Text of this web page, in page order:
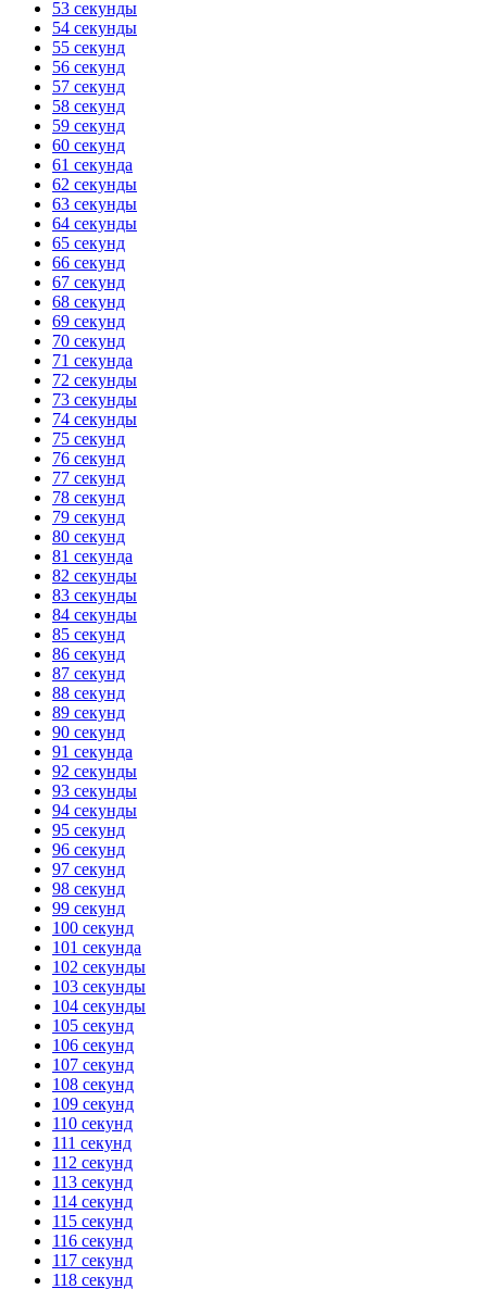
53 секунды
54 секунды
55 секунд
56 секунд
57 секунд
58 секунд
59 секунд
60 секунд
61 секунда
62 секунды
63 секунды
64 секунды
65 секунд
66 секунд
67 секунд
68 секунд
69 секунд
70 секунд
71 секунда
72 секунды
73 секунды
74 секунды
75 секунд
76 секунд
77 секунд
78 секунд
79 секунд
80 секунд
81 секунда
82 секунды
83 секунды
84 секунды
85 секунд
86 секунд
87 секунд
88 секунд
89 секунд
90 секунд
91 секунда
92 секунды
93 секунды
94 секунды
95 секунд
96 секунд
97 секунд
98 секунд
99 секунд
100 секунд
101 секунда
102 секунды
103 секунды
104 секунды
105 секунд
106 секунд
107 секунд
108 секунд
109 секунд
110 секунд
111 секунд
112 секунд
113 секунд
114 секунд
115 секунд
116 секунд
117 секунд
118 секунд